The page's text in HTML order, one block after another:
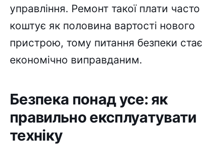
управління. Ремонт такої плати часто
коштує як половина вартості нового
пристрою, тому питання безпеки стає
економічно виправданим.
Безпека понад усе: як
правильно експлуатувати
техніку